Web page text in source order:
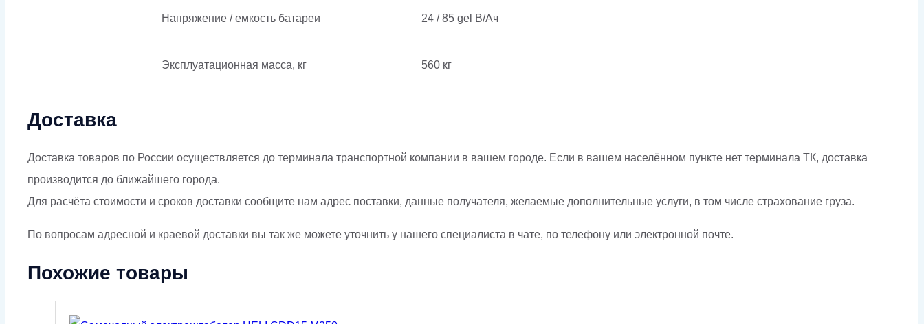
Напряжение / емкость батареи 24 / 85 gel В/Ач
Эксплуатационная масса, кг 560 кг
Доставка
Доставка товаров по России осуществляется до терминала транспортной компании в вашем городе. Если в вашем населённом пункте нет терминала ТК, доставка
производится до ближайшего города.
Для расчёта стоимости и сроков доставки сообщите нам адрес поставки, данные получателя, желаемые дополнительные услуги, в том числе страхование груза.
По вопросам адресной и краевой доставки вы так же можете уточнить у нашего специалиста в чате, по телефону или электронной почте.
Похожие товары